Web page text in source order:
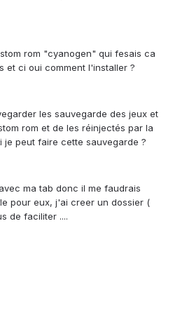
rom "cyanogen" qui fesais ca
et ci oui comment l'installer ?
les sauvegarde des jeux et
rom et de les réinjectés par la
je peut faire cette sauvegarde ?
ma tab donc il me faudrais
pour eux, j'ai creer un dossier (
de faciliter ....